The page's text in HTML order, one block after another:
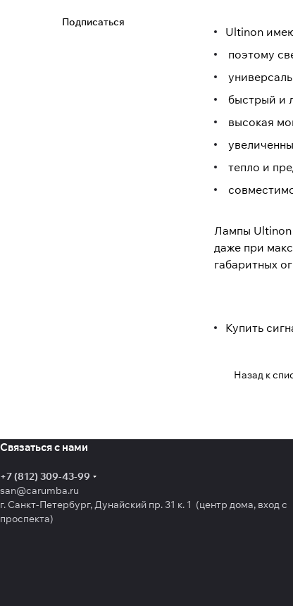
Ultinon
поэтому
быстрый и
высокая
тепло и
Лампы Ultinon
даже при
габаритных
Купить
Назад к
Подписаться
Связаться с нами
+7 (812) 309-43-99
san@carumba.ru
г. Санкт-Петербург, Дунайский пр. 31 к. 1 (центр дома, вход с
проспекта)